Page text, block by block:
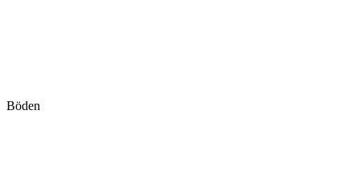
Böden